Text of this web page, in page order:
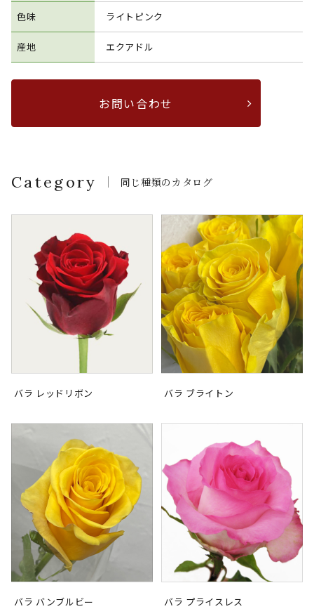
色味 ライトピンク
産地 エクアドル
お問い合わせ
Category 同じ種類のカタログ
バラ レッドリボン バラ ブライトン
バラ バンブルビー バラ プライスレス